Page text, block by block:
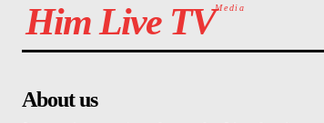
Him Live TVMedia
About us